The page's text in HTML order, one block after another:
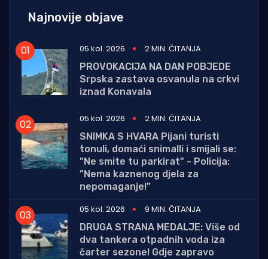
Najnovije objave
05 kol. 2026
2 MIN. ČITANJA
PROVOKACIJA NA DAN POBJEDE
Srpska zastava osvanula na crkvi
iznad Konavala
05 kol. 2026
2 MIN. ČITANJA
SNIMKA S HVARA Pijani turisti
tonuli, domaći snimalli i smijali se:
"Ne smite tu parkirat" - Policija:
"Nema kaznenog djela za
nepomaganje!"
05 kol. 2026
9 MIN. ČITANJA
DRUGA STRANA MEDALJE: Više od
dva tankera otpadnih voda iza
čarter sezone! Gdje zapravo